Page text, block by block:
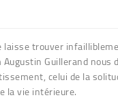
laisse trouver
Guillerand nous
celui de la
la vie intérieure.